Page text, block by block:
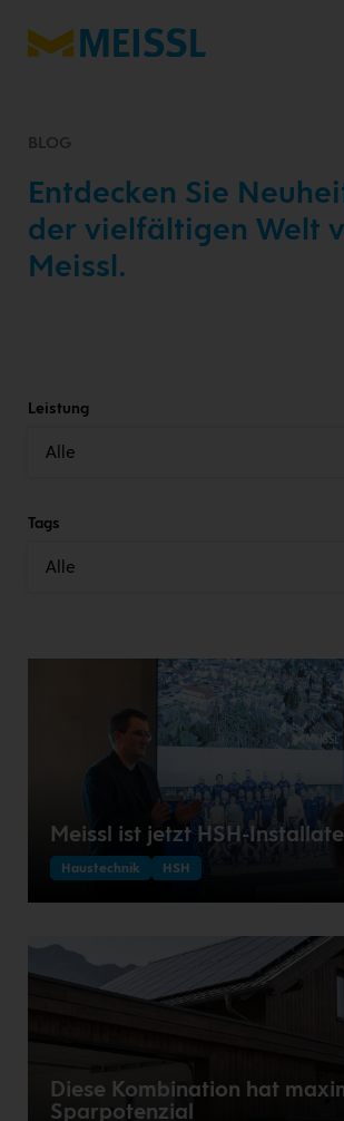
BLOG
Entdecken Sie
der vielfältigen Welt
Meissl.
Leistung
Alle
Tags
Alle
Meissl ist jetzt HSH-
Haustechnik HSH
Diese Kombination hat
Sparpotenzial